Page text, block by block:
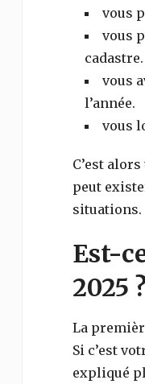
vous
vous
cadastre.
vous
l’année.
vous
C’est
peut
situations.
Est-
2025
La
Si c’est
expliqué